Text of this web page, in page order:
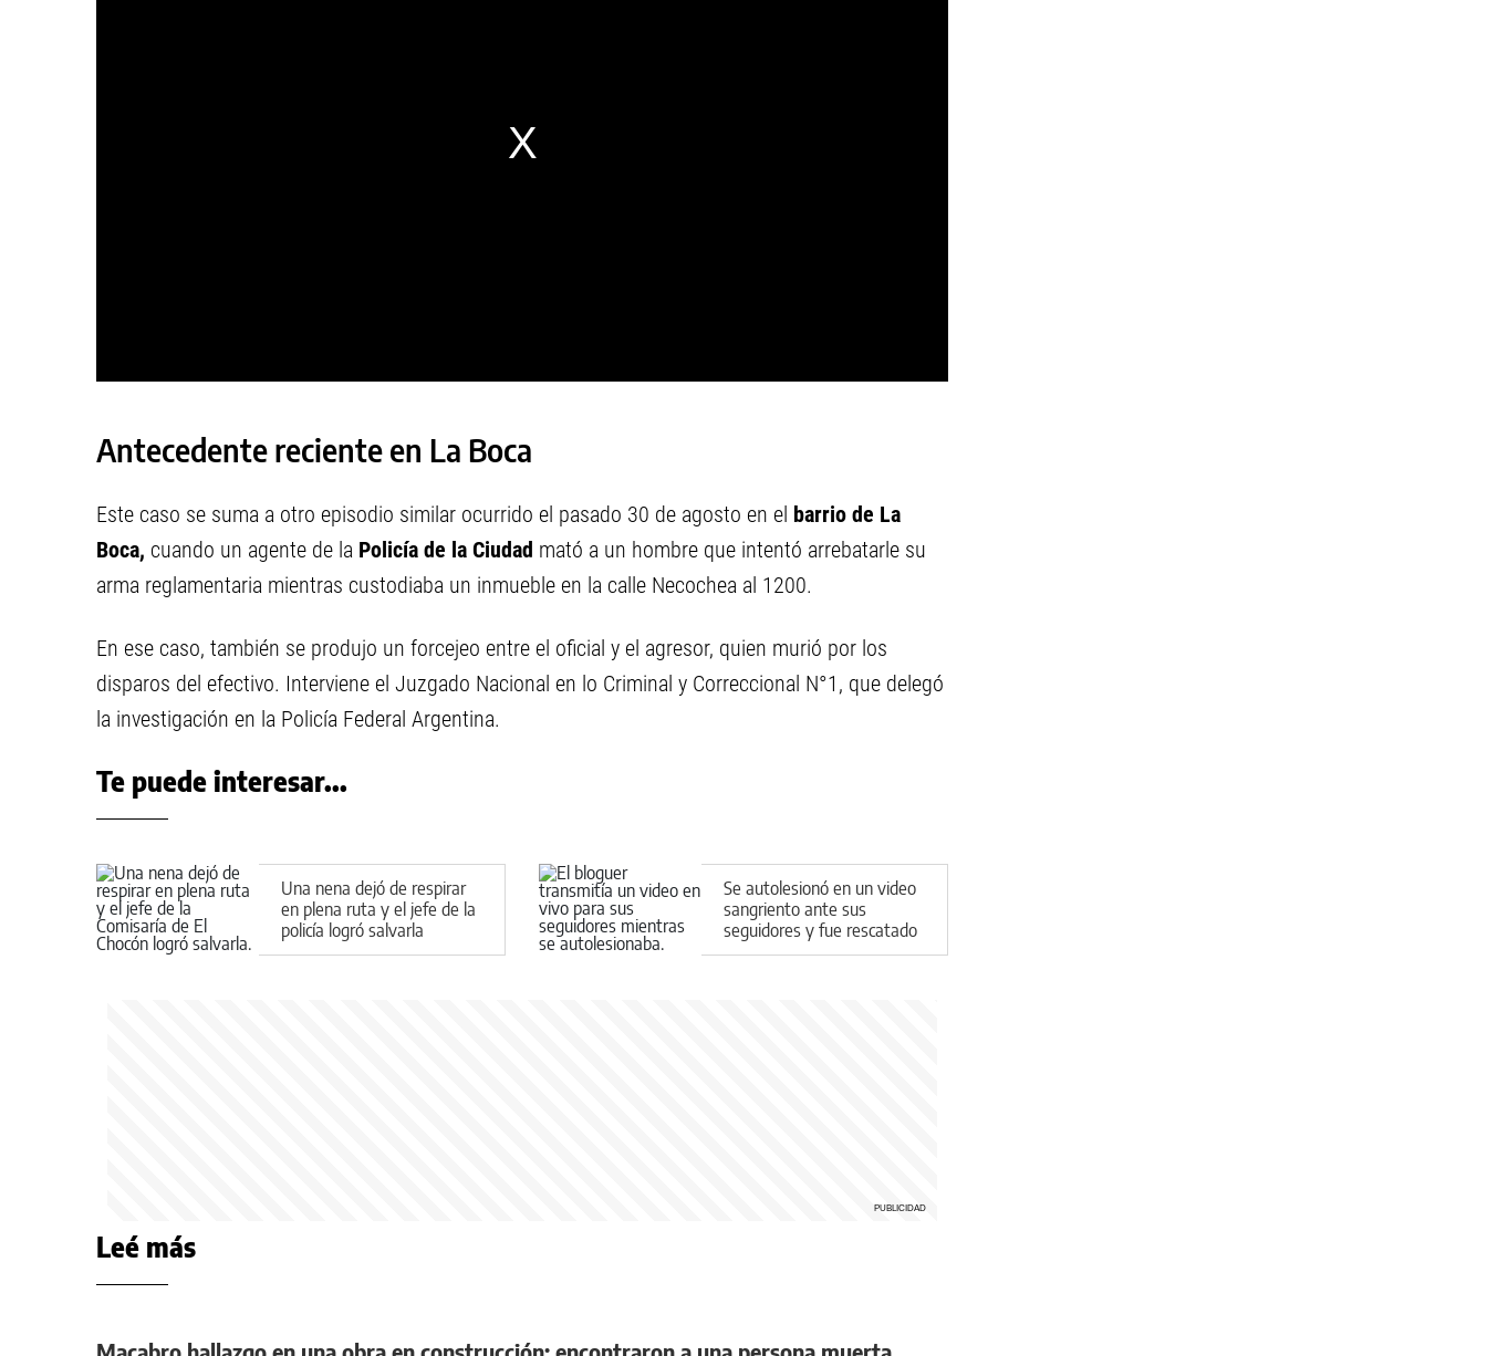
Antecedente reciente en La Boca
Este caso se suma a otro episodio similar ocurrido el pasado 30 de agosto en el barrio de La
Boca, cuando un agente de la Policía de la Ciudad mató a un hombre que intentó arrebatarle su
arma reglamentaria mientras custodiaba un inmueble en la calle Necochea al 1200.
En ese caso, también se produjo un forcejeo entre el oficial y el agresor, quien murió por los
disparos del efectivo. Interviene el Juzgado Nacional en lo Criminal y Correccional N°1, que delegó
la investigación en la Policía Federal Argentina.
Te puede interesar...
Una nena dejó de respirar
en plena ruta y el jefe de la
policía logró salvarla
Se autolesionó en un video
sangriento ante sus
seguidores y fue rescatado
de urgencia por la Policía
Leé más